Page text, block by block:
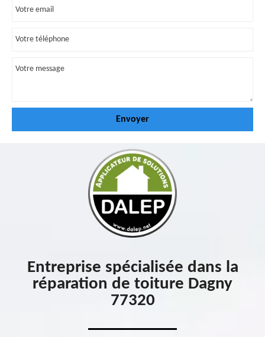
Entreprise spécialisée dans la
réparation de toiture Dagny
77320